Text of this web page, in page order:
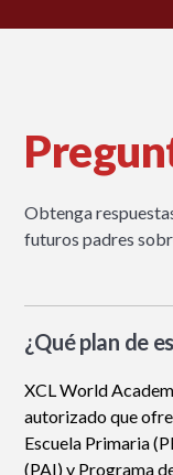
Obtenga
futuros padres
¿Qué plan de
XCL World
autorizado que
Escuela Primaria
(PAI) y Programa